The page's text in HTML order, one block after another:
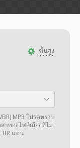
ขั้นสูง
MP3 โปรดทราบ
ลาของไฟล์เสียงที่ไม่
แทน